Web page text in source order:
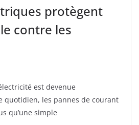
protègent
contre les
est devenue
quotidien, les pannes de courant
qu’une simple